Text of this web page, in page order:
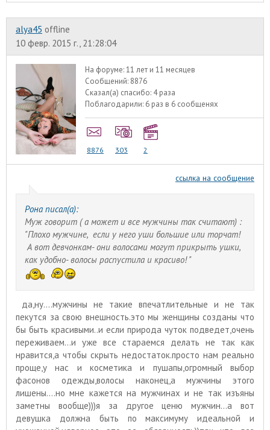
alyа45 offline
10 февр. 2015 г., 21:28:04
На форуме:11 лет и 11 месяцев
Сообщений: 8876
Сказал(а) спасибо: 4 раза
Поблагодарили: 6 раз в 6 сообщенях
8876 303 2
ссылка на сообщение
Рона писал(а):
Муж говорит ( а может и все мужчины так считают) :
"Плохо мужчине, если у него уши большие или торчат!
А вот девчонкам- они волосами могут прикрыть ушки,
как удобно- волосы распустила и красиво! "
да,ну....мужчины не такие впечатлительные и не так
пекутся за свою внешность.это мы женщины созданы что
бы быть красивыми..и если природа чуток подведет,очень
переживаем...и уже все стараемся делать не так как
нравится,а чтобы скрыть недостаток.просто нам реально
проще,у нас и косметика и пушапы,огромный выбор
фасонов одежды,волосы наконец,а мужчины этого
лишены....но мне кажется на мужчинах и не так изъяны
заметны вообще)))я за другое ценю мужчин...а вот
девушка должна быть по максимуму идеальной и